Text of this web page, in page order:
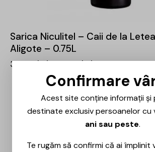
Sarica Niculitel – Caii de la
Aligote – 0.75L
36,00lei 25,00lei
Confirmare
Acest site conține informații și
destinate exclusiv persoanelor cu
ani sau peste.
Te rugăm să confirmi că ai împlinit